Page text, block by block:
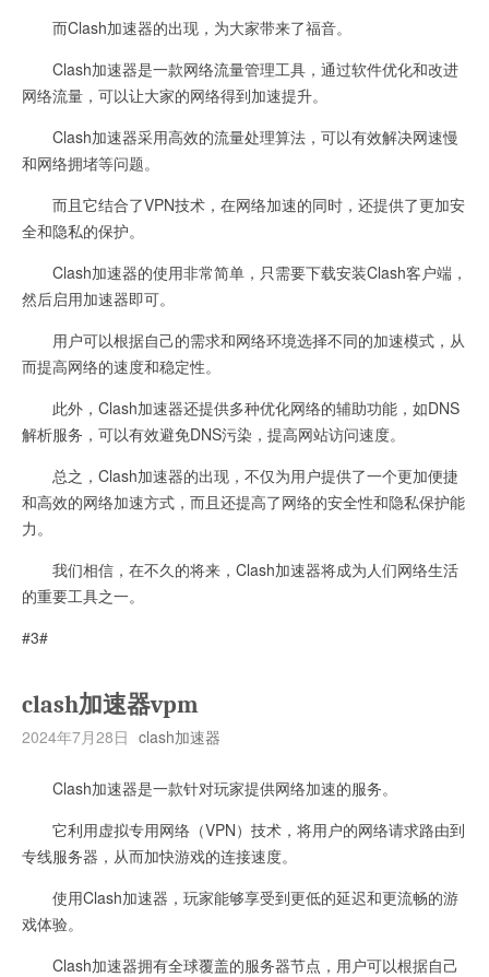
而Clash加速器的出现，为大家带来了福音。
Clash加速器是一款网络流量管理工具，通过软件优化和改进
网络流量，可以让大家的网络得到加速提升。
Clash加速器采用高效的流量处理算法，可以有效解决网速慢
和网络拥堵等问题。
而且它结合了VPN技术，在网络加速的同时，还提供了更加安
全和隐私的保护。
Clash加速器的使用非常简单，只需要下载安装Clash客户端，
然后启用加速器即可。
用户可以根据自己的需求和网络环境选择不同的加速模式，从
而提高网络的速度和稳定性。
此外，Clash加速器还提供多种优化网络的辅助功能，如DNS
解析服务，可以有效避免DNS污染，提高网站访问速度。
总之，Clash加速器的出现，不仅为用户提供了一个更加便捷
和高效的网络加速方式，而且还提高了网络的安全性和隐私保护能
力。
我们相信，在不久的将来，Clash加速器将成为人们网络生活
的重要工具之一。
#3#
clash加速器vpm
2024年7月28日 clash加速器
Clash加速器是一款针对玩家提供网络加速的服务。
它利用虚拟专用网络（VPN）技术，将用户的网络请求路由到
专线服务器，从而加快游戏的连接速度。
使用Clash加速器，玩家能够享受到更低的延迟和更流畅的游
戏体验。
Clash加速器拥有全球覆盖的服务器节点，用户可以根据自己